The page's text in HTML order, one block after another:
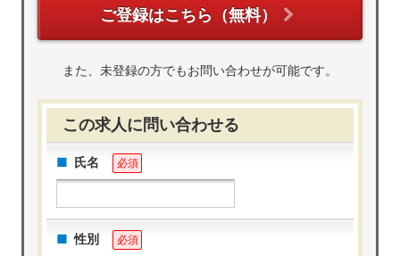
ご登録はこちら（無料）
また、未登録の方でもお問い合わせが可能です。
この求人に問い合わせる
氏名 必須
性別 必須